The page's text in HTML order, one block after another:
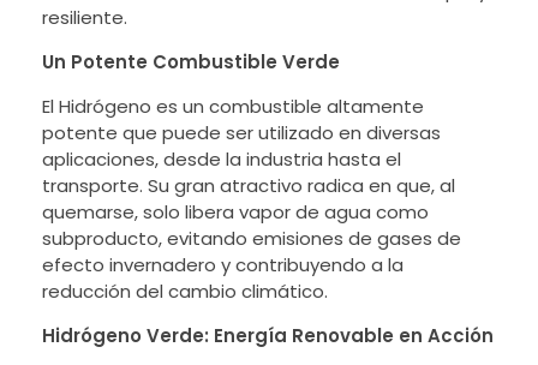
resiliente.
Un Potente Combustible Verde
El Hidrógeno es un combustible altamente
potente que puede ser utilizado en diversas
aplicaciones, desde la industria hasta el
transporte. Su gran atractivo radica en que, al
quemarse, solo libera vapor de agua como
subproducto, evitando emisiones de gases de
efecto invernadero y contribuyendo a la
reducción del cambio climático.
Hidrógeno Verde: Energía Renovable en Acción